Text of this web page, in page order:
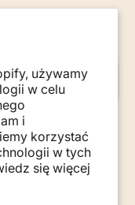
używamy
w celu
i
korzystać
w tych
się więcej
e-mail